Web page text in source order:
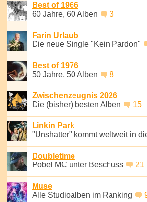
Best of 1966
60 Jahre, 60 Alben
3
Farin Urlaub
Die neue Single "Kein Pardon"
Best of 1976
50 Jahre, 50 Alben
8
Zwischenzeugnis 2026
Die (bisher) besten Alben
15
Linkin Park
"Unshatter" kommt weltweit in
Doubletime
Pöbel MC unter Beschuss
21
Muse
Alle Studioalben im Ranking